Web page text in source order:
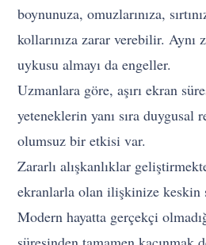
boynunuza, omuzlarınıza,
kollarınıza zarar verebilir. Aynı
uykusu almayı da engeller.
Uzmanlara göre, aşırı ekran
yeteneklerin yanı sıra duygusal
olumsuz bir etkisi var.
Zararlı alışkanlıklar
ekranlarla olan ilişkinize keskin
Modern hayatta gerçekçi